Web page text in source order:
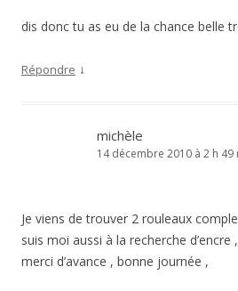
dis donc tu as eu de la chance belle
Répondre ↓
michèle
14 décembre 2010 à 2 h 49
Je viens de trouver 2 rouleaux
suis moi aussi à la recherche
merci d’avance , bonne journée ,